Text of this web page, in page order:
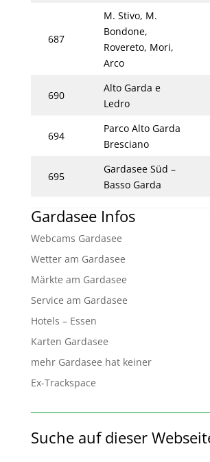
687
M. Stivo, M.
Bondone,
Rovereto, Mori,
Arco
690
Alto Garda e
Ledro
694
Parco Alto Garda
Bresciano
695
Gardasee Süd –
Basso Garda
Gardasee Infos
Webcams Gardasee
Wetter am Gardasee
Märkte am Gardasee
Service am Gardasee
Hotels – Essen
Karten Gardasee
mehr Gardasee hat keiner
Ex-Trackspace
Suche auf dieser